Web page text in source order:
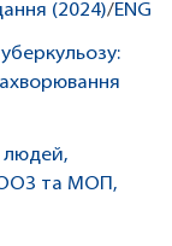
(2024)/ENG
людей,
та МОП,